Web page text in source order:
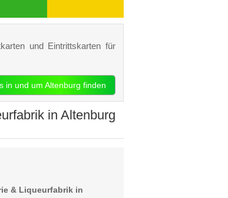
und Eintrittskarten für
in und um Altenburg finden
in Altenburg
& Liqueurfabrik in